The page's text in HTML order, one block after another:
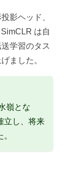
影ヘッド、
は自
学習のタス
ました。
嶺とな
立し、将来